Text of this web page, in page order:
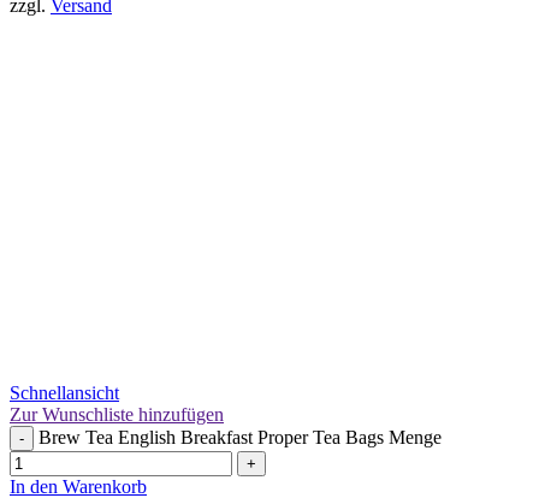
zzgl. Versand
Schnellansicht
Zur Wunschliste hinzufügen
- Brew Tea English Breakfast Proper Tea Bags Menge
+
In den Warenkorb